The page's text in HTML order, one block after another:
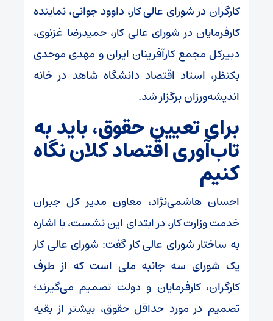
کارگران در شورای عالی کار، داوود جوانی، نماینده
کارفرمایان در شورای عالی کار، حمیدرضا غزنوی،
دبیرکل مجمع کارآفرینان ایران و مهدی موحدی
بکنظر، استاد اقتصاد دانشگاه شاهد در خانه
اندیشه‌ورزان برگزار شد.
برای تعیین حقوق، باید به
تاب‌آوری اقتصاد کلان نگاه
کنیم
احسان هاشمی‌نژاد، معاون مدیر کل جبران
خدمت وزارت کار، در ابتدای این نشست، با اشاره
به ساختار شورای عالی کار گفت: شورای عالی کار
یک شورای سه جانبه ملی است که از طرف
کارگران، کارفرمایان و دولت تصمیم می‌گیرند؛
تصمیم در مورد حداقل حقوق، بیشتر از بقیه